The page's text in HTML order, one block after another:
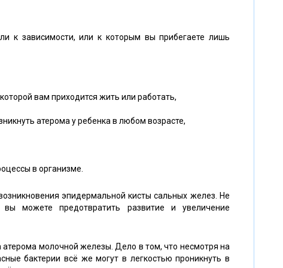
к зависимости, или к которым вы прибегаете лишь
вам приходится жить или работать,
атерома у ребенка в любом возрасте,
в организме.
эпидермальной кисты сальных желез. Не
можете предотвратить развитие и увеличение
молочной железы. Дело в том, что несмотря на
бактерии всё же могут в легкостью проникнуть в